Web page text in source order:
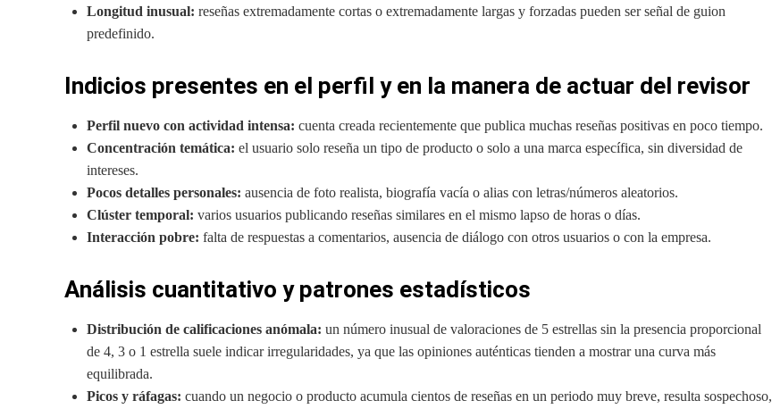
Longitud inusual: reseñas extremadamente cortas o extremadamente largas y forzadas pueden ser señal de guion
predefinido.
Indicios presentes en el perfil y en la manera de actuar del revisor
Perfil nuevo con actividad intensa: cuenta creada recientemente que publica muchas reseñas positivas en poco tiempo.
Concentración temática: el usuario solo reseña un tipo de producto o solo a una marca específica, sin diversidad de
intereses.
Pocos detalles personales: ausencia de foto realista, biografía vacía o alias con letras/números aleatorios.
Clúster temporal: varios usuarios publicando reseñas similares en el mismo lapso de horas o días.
Interacción pobre: falta de respuestas a comentarios, ausencia de diálogo con otros usuarios o con la empresa.
Análisis cuantitativo y patrones estadísticos
Distribución de calificaciones anómala: un número inusual de valoraciones de 5 estrellas sin la presencia proporcional
de 4, 3 o 1 estrella suele indicar irregularidades, ya que las opiniones auténticas tienden a mostrar una curva más
equilibrada.
Picos y ráfagas: cuando un negocio o producto acumula cientos de reseñas en un periodo muy breve, resulta sospechoso,